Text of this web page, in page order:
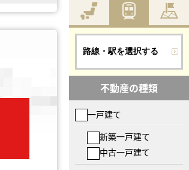
路線・駅を選択する
不動産の種類
一戸建て
新築一戸建て
中古一戸建て